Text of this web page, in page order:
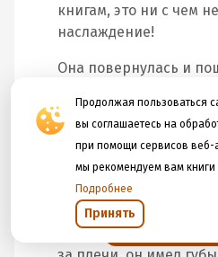
Продолжая пользоваться
вы соглашаетесь на
при помощи сервисов веб-
мы рекомендуем вам книги
Подробнее
Принять
книгам, это ни с чем
наслаждение!
Она повернулась и
огромного сарая,
– и тотчас аромат
нее, словно лавина.
словно даже
Да он и был
горячие руки,
Открыть в